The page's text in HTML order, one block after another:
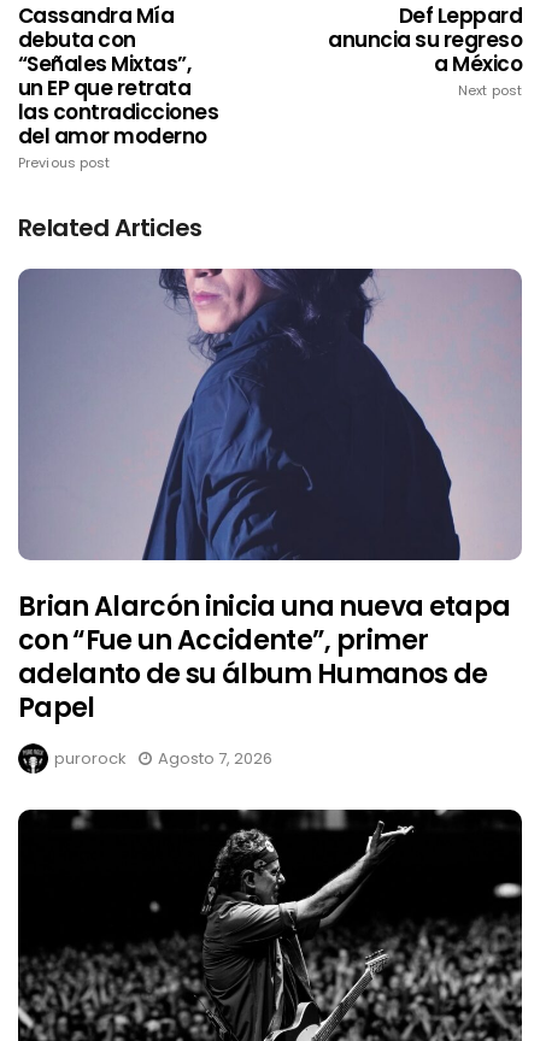
Cassandra Mía
debuta con
“Señales Mixtas”,
un EP que retrata
las contradicciones
del amor moderno
Previous post
Def Leppard
anuncia su regreso
a México
Next post
Related Articles
Brian Alarcón inicia una nueva etapa
con “Fue un Accidente”, primer
adelanto de su álbum Humanos de
Papel
purorock Agosto 7, 2026